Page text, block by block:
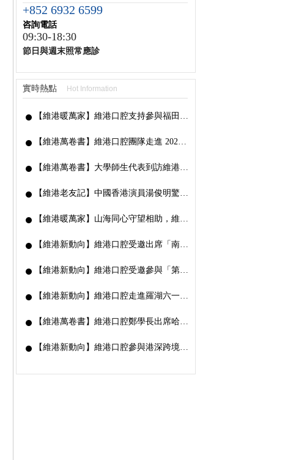
+852 6932 6599
咨詢電話
09:30-18:30
節日與週末照常應診
實時熱點 Hot Information
【維港暖萬家】維港口腔支持參與福田口岸社區公益服務
【維港萬卷書】維港口腔團隊走進 2026 香港書展：以閱讀拓視野，以學習築專業
【維港萬卷書】大學師生代表到訪維港口腔參觀交流，深化校企合作共促口腔醫學發展
【維港老友記】中國香港演員湯俊明驚喜現身維港口腔羅湖國貿院，擔任「明星一日店長」
【維港暖萬家】山海同心守望相助，維港口腔向廣西捐資數萬元傳遞溫暖善意
【維港新動向】維港口腔受邀出席「南湖100」品牌發佈會，榮獲南湖街道突出貢獻企業殊榮
【維港新動向】維港口腔受邀參與「第五屆香港潮州節」，推廣僑批文化，共促潮港交流
【維港新動向】維港口腔走進羅湖六一遊園會｜義診送關懷，守護小朋友牙齒健康
【維港萬卷書】維港口腔鄭學長出席哈工大「AI 時代下的灣區新航線」商學思享交流會
【維港新動向】維港口腔參與港深跨境學童港校通活動，搭建兩地學童溝通橋樑